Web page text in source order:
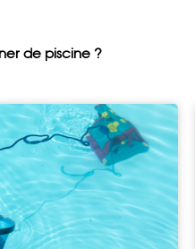
de piscine ?